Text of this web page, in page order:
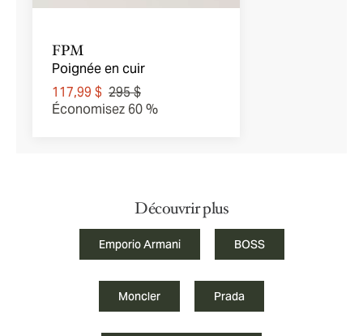
FPM
Poignée en cuir
117,99 $ 295 $
Économisez 60 %
Découvrir plus
Emporio Armani BOSS
Moncler Prada